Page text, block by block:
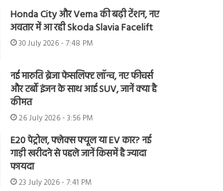
Honda City और Verna की बढ़ी टेंशन, नए
अवतार में आ रही Skoda Slavia Facelift
30 July 2026 - 7:48 PM
नई मारुति ब्रेजा फेसलिफ्ट लॉन्च, नए फीचर्स
और टर्बो इंजन के साथ आई SUV, जानें क्या है
कीमत
26 July 2026 - 3:56 PM
E20 पेट्रोल, फ्लेक्स फ्यूल या EV कार? नई
गाड़ी खरीदने से पहले जानें किसमें है ज्यादा
फायदा
23 July 2026 - 7:41 PM